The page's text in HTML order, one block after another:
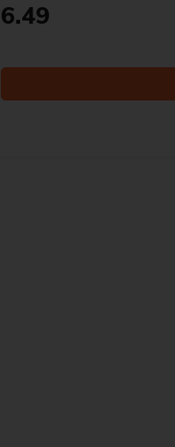
6.49